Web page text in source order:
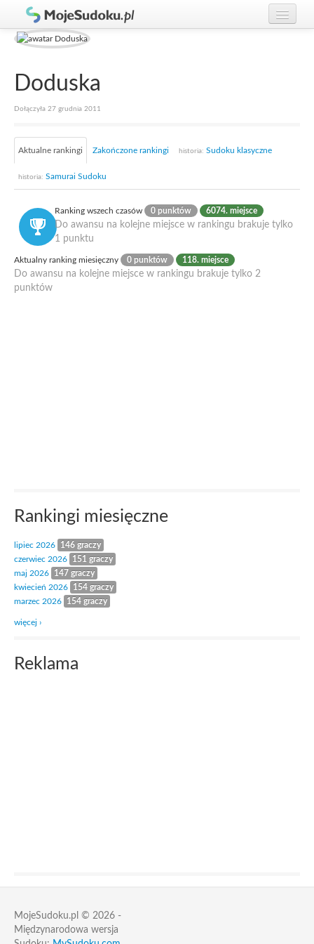
Graj w Sudoku!
Zasady Sudoku
Doduska
Dołączyła 27 grudnia 2011
Aktualne rankingi Zakończone rankingi historia: Sudoku klasyczne
historia: Samurai Sudoku
Ranking wszech czasów 0 punktów 6074. miejsce
Do awansu na kolejne miejsce w rankingu brakuje tylko
1 punktu
Aktualny ranking miesięczny 0 punktów 118. miejsce
Do awansu na kolejne miejsce w rankingu brakuje tylko 2
punktów
Rankingi miesięczne
lipiec 2026
146 graczy
czerwiec 2026
151 graczy
maj 2026
147 graczy
kwiecień 2026
154 graczy
marzec 2026
154 graczy
więcej ›
Reklama
MojeSudoku.pl © 2026 -
Międzynarodowa wersja